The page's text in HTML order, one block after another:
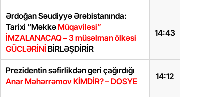
14:43
Ərdoğan Səudiyyə Ərəbistanında:
Tarixi “MəkkəMüqaviləsi”
İMZALANACAQ – 3 müsəlman ölkəsi
GÜCLƏRİNİ BİRLƏŞDİRİR
14:12
Prezidentin səfirlikdən geri çağırdığı
Anar Məhərrəmov KİMDİR? – DOSYE